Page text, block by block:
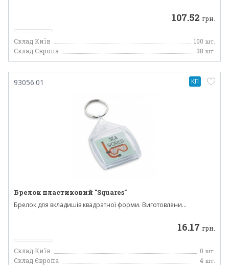
107.52 грн.
Склад Київ 100 шт.
Склад Європа 38 шт.
93056.01
Брелок пластиковий "Squares"
Брелок для вкладишів квадратної форми. Виготовлени...
16.17 грн.
Склад Київ 0 шт.
Склад Європа 4 шт.
КП